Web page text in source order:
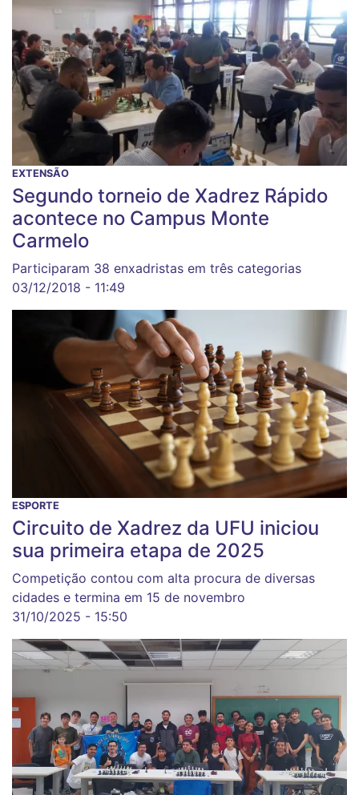
EXTENSÃO
Segundo torneio de Xadrez Rápido
acontece no Campus Monte
Carmelo
Participaram 38 enxadristas em três categorias
03/12/2018 - 11:49
ESPORTE
Circuito de Xadrez da UFU iniciou
sua primeira etapa de 2025
Competição contou com alta procura de diversas
cidades e termina em 15 de novembro
31/10/2025 - 15:50